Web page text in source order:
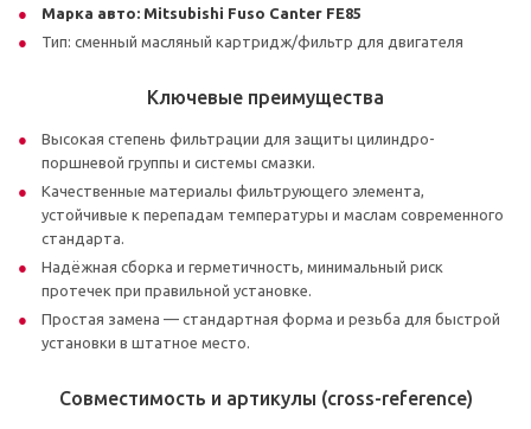
Марка авто: Mitsubishi Fuso Canter FE85
Тип: сменный масляный картридж/фильтр для двигателя
Ключевые преимущества
Высокая степень фильтрации для защиты цилиндро-
поршневой группы и системы смазки.
Качественные материалы фильтрующего элемента,
устойчивые к перепадам температуры и маслам современного
стандарта.
Надёжная сборка и герметичность, минимальный риск
протечек при правильной установке.
Простая замена — стандартная форма и резьба для быстрой
установки в штатное место.
Совместимость и артикулы (cross-reference)